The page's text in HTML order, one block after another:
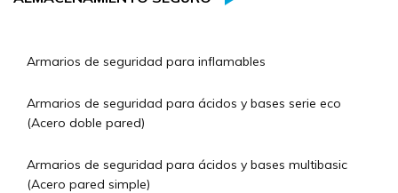
Armarios de seguridad para inflamables
Armarios de seguridad para ácidos y bases serie eco
(Acero doble pared)
Armarios de seguridad para ácidos y bases multibasic
(Acero pared simple)